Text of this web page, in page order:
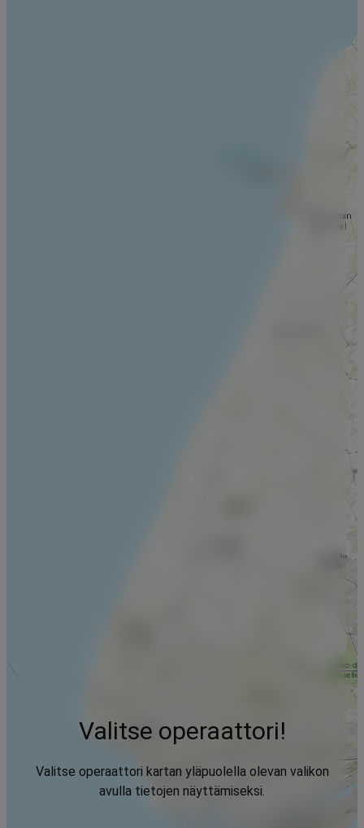
Valitse operaattori!
Valitse operaattori kartan yläpuolella olevan valikon
avulla tietojen näyttämiseksi.